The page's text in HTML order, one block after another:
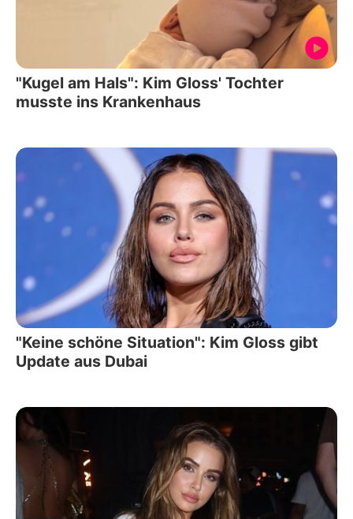
"Kugel am Hals": Kim Gloss' Tochter
musste ins Krankenhaus
"Keine schöne Situation": Kim Gloss gibt
Update aus Dubai